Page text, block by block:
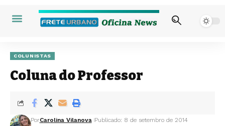
COLUNISTAS
Coluna do Professor
PorCarolina Vilanova Publicado: 8 de setembro de 2014